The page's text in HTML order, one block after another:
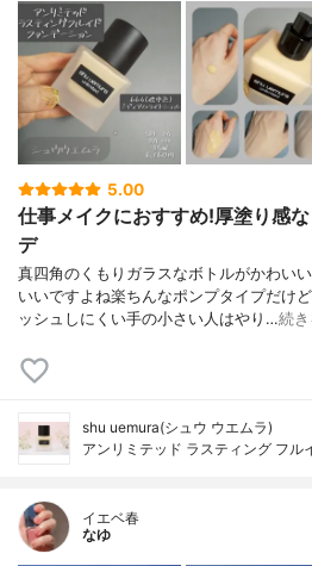
5.00
仕事メイクにおすすめ!厚塗り感
デ
真四角のくもりガラスなボトルがかわい
いいですよね楽ちんなポンプタイプだけ
ッシュしにくい手の小さい人はやり…続
shu uemura(シュウ ウエムラ)
アンリミテッド ラスティング フル
イエベ春
なゆ